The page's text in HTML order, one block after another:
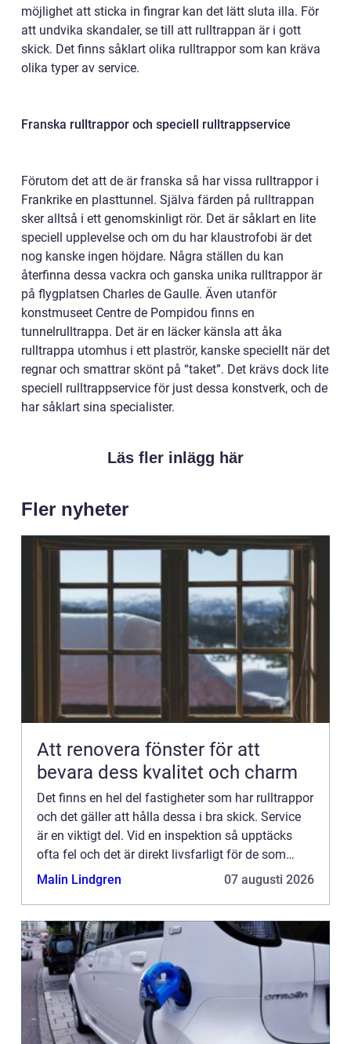
möjlighet att sticka in fingrar kan det lätt sluta illa. För
att undvika skandaler, se till att rulltrappan är i gott
skick. Det finns såklart olika rulltrappor som kan kräva
olika typer av service.
Franska rulltrappor och speciell rulltrappservice
Förutom det att de är franska så har vissa rulltrappor i
Frankrike en plasttunnel. Själva färden på rulltrappan
sker alltså i ett genomskinligt rör. Det är såklart en lite
speciell upplevelse och om du har klaustrofobi är det
nog kanske ingen höjdare. Några ställen du kan
återfinna dessa vackra och ganska unika rulltrappor är
på flygplatsen Charles de Gaulle. Även utanför
konstmuseet Centre de Pompidou finns en
tunnelrulltrappa. Det är en läcker känsla att åka
rulltrappa utomhus i ett plaströr, kanske speciellt när det
regnar och smattrar skönt på “taket”. Det krävs dock lite
speciell rulltrappservice för just dessa konstverk, och de
har såklart sina specialister.
Läs fler inlägg här
Fler nyheter
Att renovera fönster för att
bevara dess kvalitet och charm
Det finns en hel del fastigheter som har rulltrappor
och det gäller att hålla dessa i bra skick. Service
är en viktigt del. Vid en inspektion så upptäcks
ofta fel och det är direkt livsfarligt för de som
åke...
Malin Lindgren 07 augusti 2026